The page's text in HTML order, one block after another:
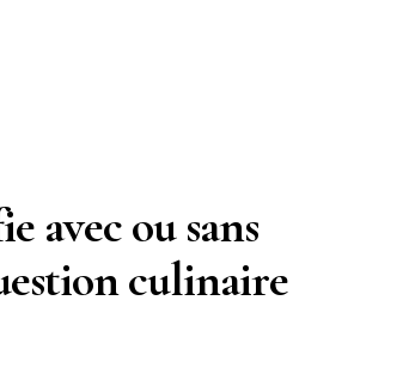
avec ou sans
culinaire